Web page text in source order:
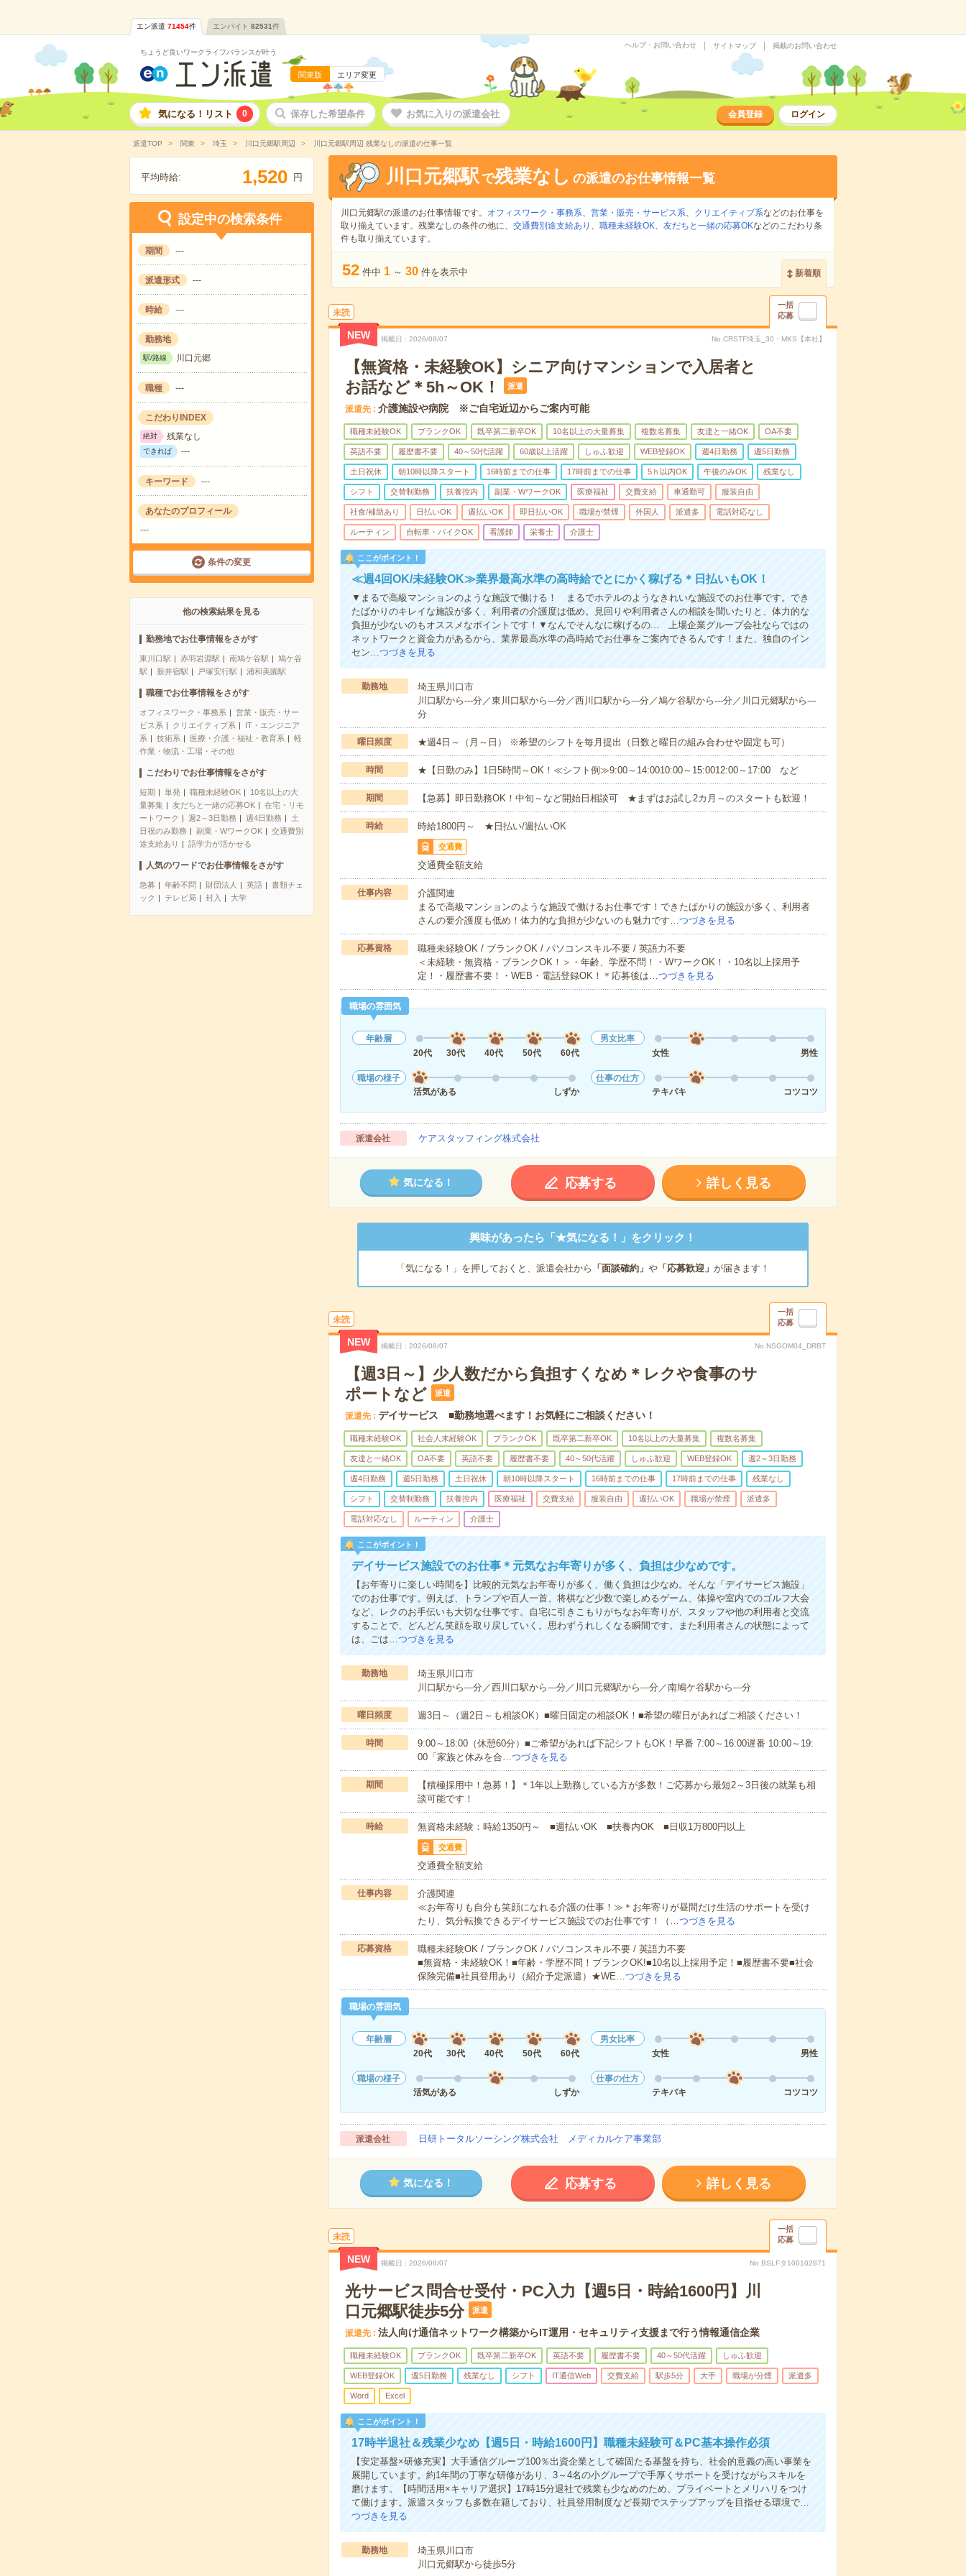
エン派遣 71454件 エンバイト 82531件
ちょうど良いワークライフバランスが叶う
関東版 エリア変更
ヘルプ・お問い合わせ サイトマップ 掲載のお問い合わせ
気になる！リスト 0 保存した希望条件 お気に入りの派遣会社 会員登録 ログイン
派遣TOP 関東 埼玉 川口元郷駅周辺 川口元郷駅周辺 残業なしの派遣の仕事一覧
平均時給: 1,520 円
設定中の検索条件
期間 ---
派遣形式 ---
時給 ---
勤務地
駅/路線 川口元郷
職種 ---
こだわりINDEX
絶対 残業なし
できれば ---
キーワード ---
あなたのプロフィール
---
条件の変更
他の検索結果を見る
勤務地でお仕事情報をさがす
東川口駅 赤羽岩淵駅 南鳩ケ谷駅
鳩ケ谷
駅
新井宿駅 戸塚安行駅 浦和美園駅
職種でお仕事情報をさがす
オフィスワーク・事務系
営業・販売・サー
ビス系
クリエイティブ系
IT・エンジニア
系
技術系 医療・介護・福祉・教育系
軽
作業・物流・工場・その他
こだわりでお仕事情報をさがす
短期 単発 職種未経験OK
10名以上の大
量募集
友だちと一緒の応募OK
在宅・リモ
ートワーク
週2～3日勤務 週4日勤務
土
日祝のみ勤務
副業・WワークOK
交通費別
途支給あり
語学力が活かせる
人気のワードでお仕事情報をさがす
急募 年齢不問 財団法人 英語
書類チェ
ック
テレビ局 封入 大学
川口元郷駅 で残業なし の派遣のお仕事情報一覧
川口元郷駅の派遣のお仕事情報です。 オフィスワーク・事務系、 営業・販売・サービス系、 クリエイティブ系などのお仕事を
取り揃えています。残業なしの条件の他に、 交通費別途支給あり 、 職種未経験OK、 友だちと一緒の応募OKなどのこだわり条
件も取り揃えています。
52 件中 1 ～ 30 件を表示中 新着順
未読
一括
応募
NEW 掲載日 2026/08/07 No.CRSTF埼玉_30・MKS【本社】
【無資格・未経験OK】シニア向けマンションで入居者と
お話など＊5h～OK！
派遣
派遣先 介護施設や病院 ※ご自宅近辺からご案内可能
職種未経験OK ブランクOK 既卒第二新卒OK 10名以上の大量募集 複数名募集 友達と一緒OK OA不要
英語不要 履歴書不要 40～50代活躍 60歳以上活躍 しゅふ歓迎 WEB登録OK 週4日勤務 週5日勤務
土日祝休 朝10時以降スタート 16時前までの仕事 17時前までの仕事 5ｈ以内OK 午後のみOK 残業なし
シフト 交替制勤務 扶養控内 副業・WワークOK 医療福祉 交費支給 車通勤可 服装自由
社食/補助あり 日払いOK 週払いOK 即日払いOK 職場が禁煙 外国人 派遣多 電話対応なし
ルーティン 自転車・バイクOK 看護師 栄養士 介護士
ここがポイント！
≪週4回OK/未経験OK≫業界最高水準の高時給でとにかく稼げる＊日払いもOK！
▼まるで高級マンションのような施設で働ける！ まるでホテルのようなきれいな施設でのお仕事です。でき
たばかりのキレイな施設が多く、利用者の介護度は低め。見回りや利用者さんの相談を聞いたりと、体力的な
負担が少ないのもオススメなポイントです！▼なんでそんなに稼げるの... 上場企業グループ会社ならではの
ネットワークと資金力があるから、業界最高水準の高時給でお仕事をご案内できるんです！また、独自のイン
セン…つづきを見る
勤務地
埼玉県川口市
川口駅から---分／東川口駅から---分／西川口駅から---分／鳩ケ谷駅から---分／川口元郷駅から---
分
曜日頻度 ★週4日～（月～日） ※希望のシフトを毎月提出（日数と曜日の組み合わせや固定も可）
時間 ★【日勤のみ】1日5時間～OK！≪シフト例≫9:00～14:0010:00～15:0012:00～17:00 など
期間 【急募】即日勤務OK！中旬～など開始日相談可 ★まずはお試し2カ月～のスタートも歓迎！
時給 時給1800円～ ★日払い/週払いOK
交通費
交通費全額支給
仕事内容
介護関連
まるで高級マンションのような施設で働けるお仕事です！できたばかりの施設が多く、利用者
さんの要介護度も低め！体力的な負担が少ないのも魅力です…つづきを見る
応募資格
職種未経験OK / ブランクOK / パソコンスキル不要 / 英語力不要
＜未経験・無資格・ブランクOK！＞・年齢、学歴不問！・WワークOK！・10名以上採用予
定！・履歴書不要！・WEB・電話登録OK！＊応募後は…つづきを見る
職場の雰囲気
年齢層
20代
30代 40代 50代 60代
男女比率
女性
男性
職場の様子
活気がある
しずか
仕事の仕方
テキパキ
コツコツ
派遣会社 ケアスタッフィング株式会社
気になる！ 応募する 詳しく見る
興味があったら「★気になる！」をクリック！
「気になる！」を押しておくと、派遣会社から 「面談確約」 や「応募歓迎」 が届きます！
未読
一括
応募
NEW 掲載日 2026/08/07 No.NSGOM04_DRBT
【週3日～】少人数だから負担すくなめ＊レクや食事のサ
ポートなど
派遣
派遣先 デイサービス ■勤務地選べます！お気軽にご相談ください！
職種未経験OK 社会人未経験OK ブランクOK 既卒第二新卒OK 10名以上の大量募集 複数名募集
友達と一緒OK OA不要 英語不要 履歴書不要 40～50代活躍 しゅふ歓迎 WEB登録OK 週2～3日勤務
週4日勤務 週5日勤務 土日祝休 朝10時以降スタート 16時前までの仕事 17時前までの仕事 残業なし
シフト 交替制勤務 扶養控内 医療福祉 交費支給 服装自由 週払いOK 職場が禁煙 派遣多
電話対応なし ルーティン 介護士
ここがポイント！
デイサービス施設でのお仕事＊元気なお年寄りが多く、負担は少なめです。
【お年寄りに楽しい時間を】比較的元気なお年寄りが多く、働く負担は少なめ。そんな「デイサービス施設」
でのお仕事です。例えば、トランプや百人一首、将棋など少数で楽しめるゲーム、体操や室内でのゴルフ大会
など、レクのお手伝いも大切な仕事です。自宅に引きこもりがちなお年寄りが、スタッフや他の利用者と交流
することで、どんどん笑顔を取り戻していく。思わずうれしくなる瞬間です。また利用者さんの状態によって
は、ごは…つづきを見る
勤務地
埼玉県川口市
川口駅から---分／西川口駅から---分／川口元郷駅から---分／南鳩ケ谷駅から---分
曜日頻度 週3日～（週2日～も相談OK）■曜日固定の相談OK！■希望の曜日があればご相談ください！
時間
9:00～18:00（休憩60分）■ご希望があれば下記シフトもOK！早番 7:00～16:00遅番 10:00～19:
00「家族と休みを合…つづきを見る
期間
【積極採用中！急募！】＊1年以上勤務している方が多数！ご応募から最短2～3日後の就業も相
談可能です！
時給 無資格未経験：時給1350円～ ■週払いOK ■扶養内OK ■日収1万800円以上
交通費
交通費全額支給
仕事内容
介護関連
≪お年寄りも自分も笑顔になれる介護の仕事！≫＊お年寄りが昼間だけ生活のサポートを受け
たり、気分転換できるデイサービス施設でのお仕事です！（…つづきを見る
応募資格
職種未経験OK / ブランクOK / パソコンスキル不要 / 英語力不要
■無資格・未経験OK！■年齢・学歴不問！ブランクOK!■10名以上採用予定！■履歴書不要■社会
保険完備■社員登用あり（紹介予定派遣）★WE…つづきを見る
職場の雰囲気
年齢層
20代
30代 40代 50代 60代
男女比率
女性
男性
職場の様子
活気がある
しずか
仕事の仕方
テキパキ
コツコツ
派遣会社 日研トータルソーシング株式会社 メディカルケア事業部
気になる！ 応募する 詳しく見る
未読
一括
応募
NEW 掲載日 2026/08/07 No.BSLFタ100102871
光サービス問合せ受付・PC入力【週5日・時給1600円】川
口元郷駅徒歩5分
派遣
派遣先 法人向け通信ネットワーク構築からIT運用・セキュリティ支援まで行う情報通信企業
職種未経験OK ブランクOK 既卒第二新卒OK 英語不要 履歴書不要 40～50代活躍 しゅふ歓迎
WEB登録OK 週5日勤務 残業なし シフト IT通信Web 交費支給 駅歩5分 大手 職場が分煙 派遣多
Word Excel
ここがポイント！
17時半退社＆残業少なめ【週5日・時給1600円】職種未経験可＆PC基本操作必須
【安定基盤×研修充実】大手通信グループ100％出資企業として確固たる基盤を持ち、社会的意義の高い事業を
展開しています。約1年間の丁寧な研修があり、3～4名の小グループで手厚くサポートを受けながらスキルを
磨けます。【時間活用×キャリア選択】17時15分退社で残業も少なめのため、プライベートとメリハリをつけ
て働けます。派遣スタッフも多数在籍しており、社員登用制度など長期でステップアップを目指せる環境で…
つづきを見る
勤務地
埼玉県川口市
川口元郷駅から徒歩5分